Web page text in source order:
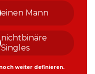
einen Mann
nichtbinäre
Singles
weiter definieren.